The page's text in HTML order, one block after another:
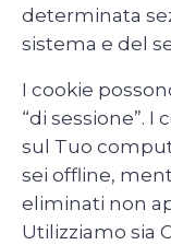
determinata
sistema e del
I cookie
“di sessione”.
sul Tuo
sei offline,
eliminati non
Utilizziamo sia